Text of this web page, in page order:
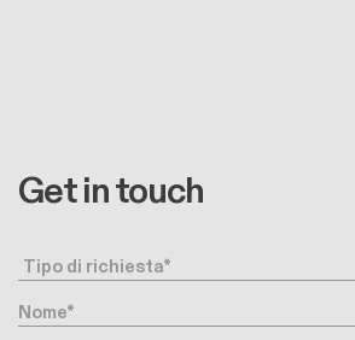
Get in touch
Request type
Nome